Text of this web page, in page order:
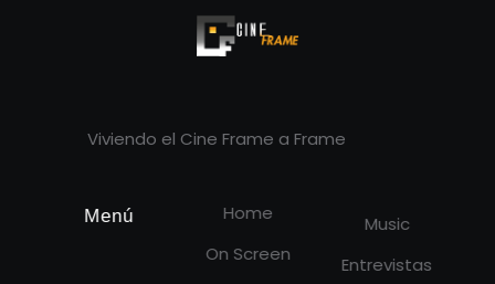
Viviendo el Cine Frame a Frame
Menú
Home
On Screen
Music
Entrevistas